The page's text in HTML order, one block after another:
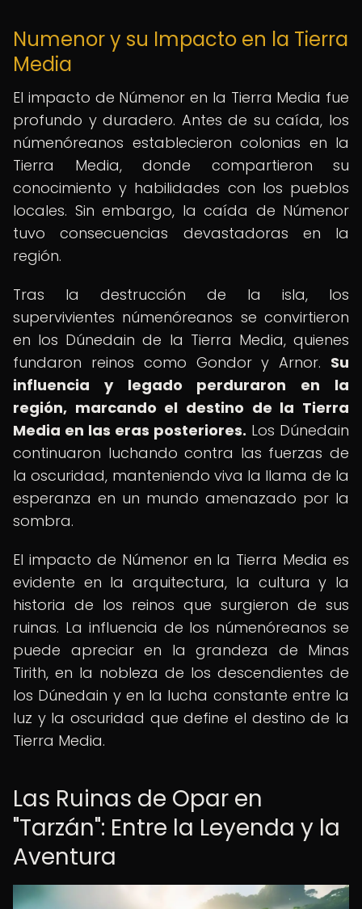
Numenor y su Impacto en la Tierra
Media
El impacto de Númenor en la Tierra Media fue
profundo y duradero. Antes de su caída, los
númenóreanos establecieron colonias en la
Tierra Media, donde compartieron su
conocimiento y habilidades con los pueblos
locales. Sin embargo, la caída de Númenor
tuvo consecuencias devastadoras en la
región.
Tras la destrucción de la isla, los
supervivientes númenóreanos se convirtieron
en los Dúnedain de la Tierra Media, quienes
fundaron reinos como Gondor y Arnor. Su
influencia y legado perduraron en la
región, marcando el destino de la Tierra
Media en las eras posteriores. Los Dúnedain
continuaron luchando contra las fuerzas de
la oscuridad, manteniendo viva la llama de la
esperanza en un mundo amenazado por la
sombra.
El impacto de Númenor en la Tierra Media es
evidente en la arquitectura, la cultura y la
historia de los reinos que surgieron de sus
ruinas. La influencia de los númenóreanos se
puede apreciar en la grandeza de Minas
Tirith, en la nobleza de los descendientes de
los Dúnedain y en la lucha constante entre la
luz y la oscuridad que define el destino de la
Tierra Media.
Las Ruinas de Opar en
"Tarzán": Entre la Leyenda y la
Aventura